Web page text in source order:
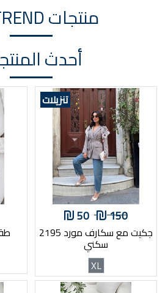
منتجات TREND ترند
أحدث
تنزيلات
150
50
جكيت مع سكارف مورد 2195
سكني
XL